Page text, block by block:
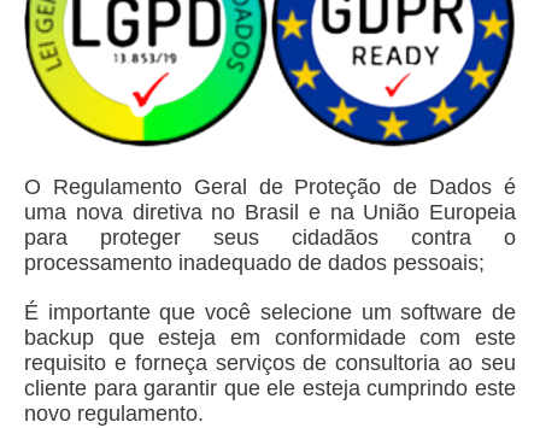
O Regulamento Geral de Proteção de Dados é
uma nova diretiva no Brasil e na União Europeia
para proteger seus cidadãos contra o
processamento inadequado de dados pessoais;
É importante que você selecione um software de
backup que esteja em conformidade com este
requisito e forneça serviços de consultoria ao seu
cliente para garantir que ele esteja cumprindo este
novo regulamento.